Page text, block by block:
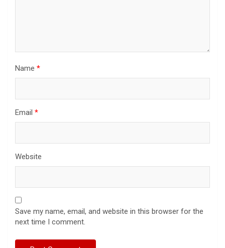
Name *
Email *
Website
Save my name, email, and website in this browser for the
next time I comment.